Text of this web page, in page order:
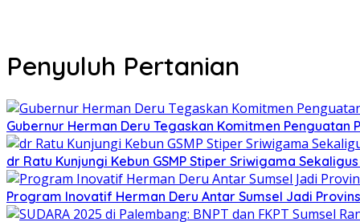
Penyuluh Pertanian
Gubernur Herman Deru Tegaskan Komitmen Penguatan
dr Ratu Kunjungi Kebun GSMP Stiper Sriwigama
Program Inovatif Herman Deru Antar Sumsel Jadi